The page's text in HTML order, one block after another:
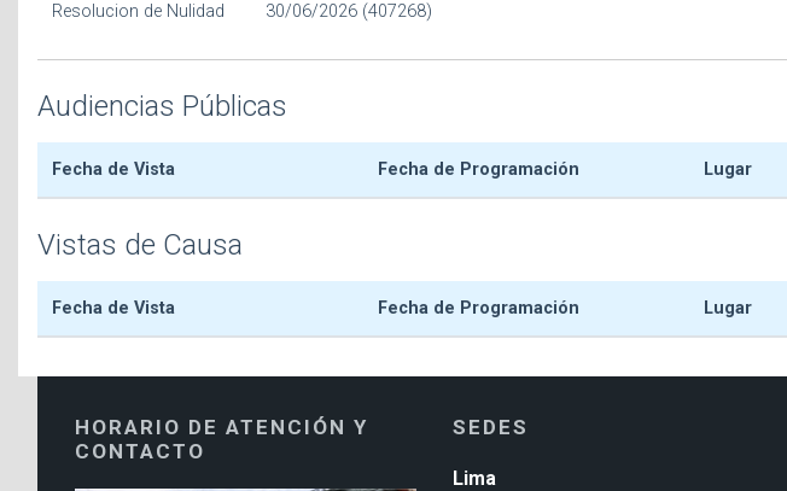
Resolucion de Nulidad 30/06/2026 (407268)
Audiencias Públicas
Fecha de Vista Fecha de Programación Lugar
Vistas de Causa
Fecha de Vista Fecha de Programación Lugar
HORARIO DE ATENCIÓN Y
CONTACTO
SEDES
Lima